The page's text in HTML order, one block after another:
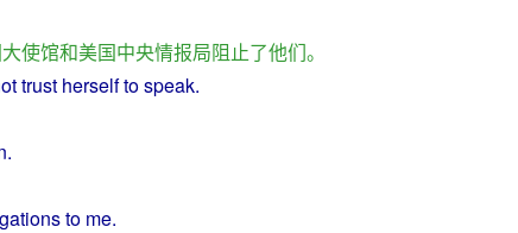
大使馆和美国中央情报局阻止了他们。
trust herselftospeak.
to me.